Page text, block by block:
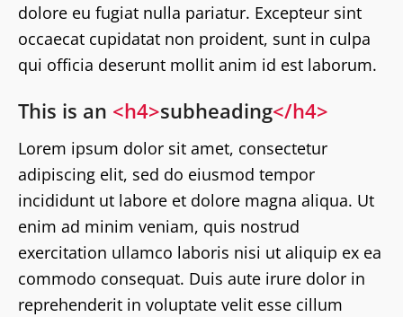
dolore eu fugiat nulla pariatur. Excepteur sint
occaecat cupidatat non proident, sunt in culpa
qui officia deserunt mollit anim id est laborum.
This is an <h4>subheading</h4>
Lorem ipsum dolor sit amet, consectetur
adipiscing elit, sed do eiusmod tempor
incididunt ut labore et dolore magna aliqua. Ut
enim ad minim veniam, quis nostrud
exercitation ullamco laboris nisi ut aliquip ex ea
commodo consequat. Duis aute irure dolor in
reprehenderit in voluptate velit esse cillum